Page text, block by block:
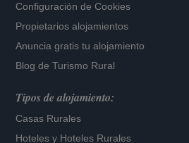
Configuración de Cookies
Propietarios alojamientos
Anuncia gratis tu alojamiento
Blog de Turismo Rural
Tipos de alojamiento:
Casas Rurales
Hoteles y Hoteles Rurales